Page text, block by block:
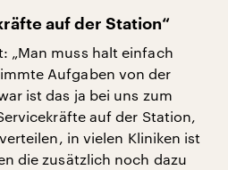
auf der Station“
„Man muss halt einfach
Aufgaben von der
ist das ja bei uns zum
auf der Station,
in vielen Kliniken ist
die zusätzlich noch dazu